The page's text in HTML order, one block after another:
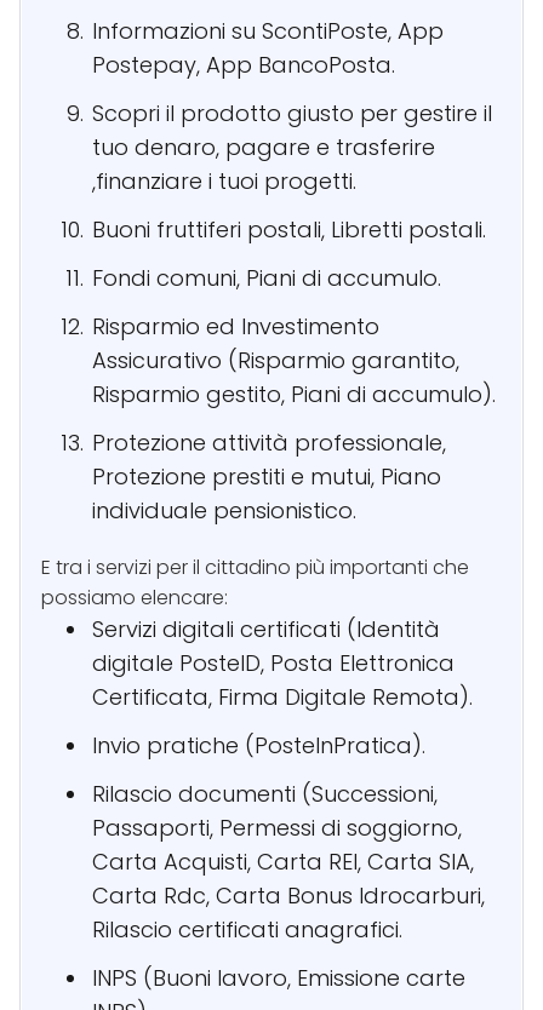
Informazioni su ScontiPoste, App
Postepay, App BancoPosta.
Scopri il prodotto giusto per gestire il
tuo denaro, pagare e trasferire
,finanziare i tuoi progetti.
Buoni fruttiferi postali, Libretti postali.
Fondi comuni, Piani di accumulo.
Risparmio ed Investimento
Assicurativo (Risparmio garantito,
Risparmio gestito, Piani di accumulo).
Protezione attività professionale,
Protezione prestiti e mutui, Piano
individuale pensionistico.
E tra i servizi per il cittadino più importanti che
possiamo elencare:
Servizi digitali certificati (Identità
digitale PosteID, Posta Elettronica
Certificata, Firma Digitale Remota).
Invio pratiche (PosteInPratica).
Rilascio documenti (Successioni,
Passaporti, Permessi di soggiorno,
Carta Acquisti, Carta REI, Carta SIA,
Carta Rdc, Carta Bonus Idrocarburi,
Rilascio certificati anagrafici.
INPS (Buoni lavoro, Emissione carte